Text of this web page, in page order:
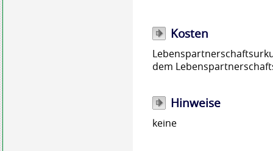
Kosten
dem
Hinweise
keine